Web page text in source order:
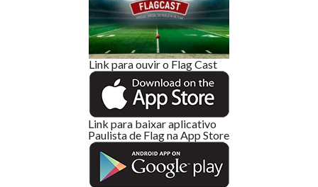
Link para ouvir o Flag Cast
Link para baixar aplicativo
Paulista de Flag na App Store